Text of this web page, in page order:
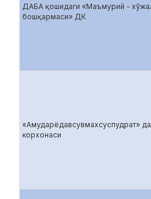
ДАБА қошидаги «Маъмурий -
бошқармаси» ДК
«Амударёдавсувмахсуспудрат»
корхонаси